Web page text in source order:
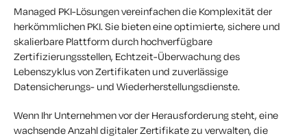
Managed PKI-Lösungen vereinfachen die Komplexität der
herkömmlichen PKI. Sie bieten eine optimierte, sichere und
skalierbare Plattform durch hochverfügbare
Zertifizierungsstellen, Echtzeit-Überwachung des
Lebenszyklus von Zertifikaten und zuverlässige
Datensicherungs- und Wiederherstellungsdienste.
Wenn Ihr Unternehmen vor der Herausforderung steht, eine
wachsende Anzahl digitaler Zertifikate zu verwalten, die